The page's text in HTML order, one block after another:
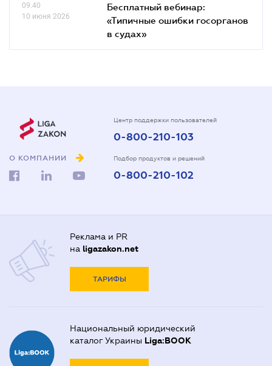
09.40
10 июня 2026
Бесплатный вебинар:
«Типичные ошибки госорганов
в судах»
О КОМПАНИИ
Центр поддержки пользователей
0-800-210-103
Подбор продуктов и решений
0-800-210-102
Реклама и PR
на ligazakon.net
ТАРИФЫ
Национальный юридический
каталог Украины Liga:BOOK